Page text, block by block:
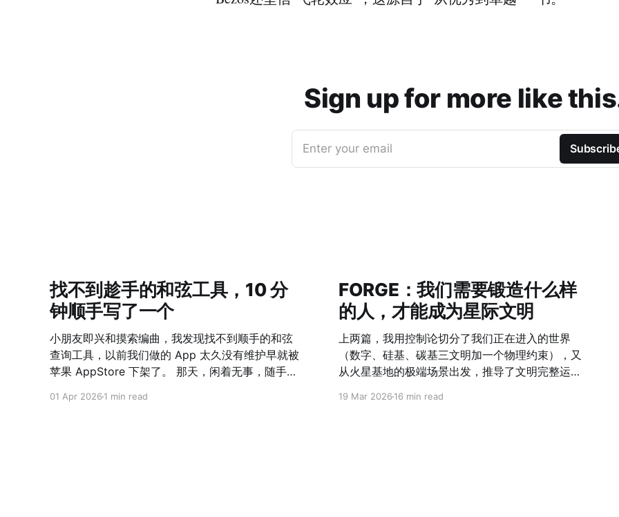
Sign up for more like
Enter your email
找不到趁手的和弦工具，10 分
钟顺手写了一个
小朋友即兴和摸索编曲，我发现找不到顺手的和弦
查询工具，以前我们做的 App 太久没有维护早就被
苹果 AppStore 下架了。 那天，闲着无事，随手
功能完整程度、适配情况都非常赞。 如果 10 年前
01 Apr 2026 1 min read
FORGE：我们需要锻造什么样
的人，才能成为星际文明
上两篇，我用控制论切分了我们正在进入的世界
（数字、硅基、碳基三文明加一个物理约束），又
从火星基地的极端场景出发，推导了文明完整运作
19 Mar 202616 min read